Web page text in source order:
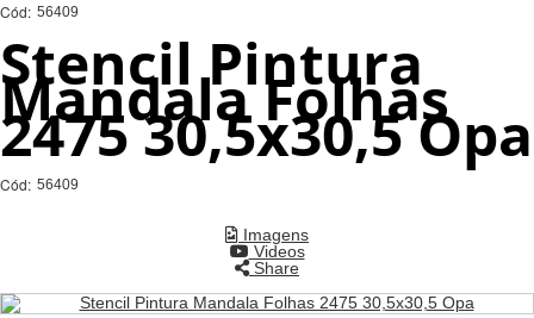
Cód: 56409
Stencil Pintura
Mandala Folhas
2475 30,5x30,5 Opa
Cód: 56409
Imagens
Videos
Share